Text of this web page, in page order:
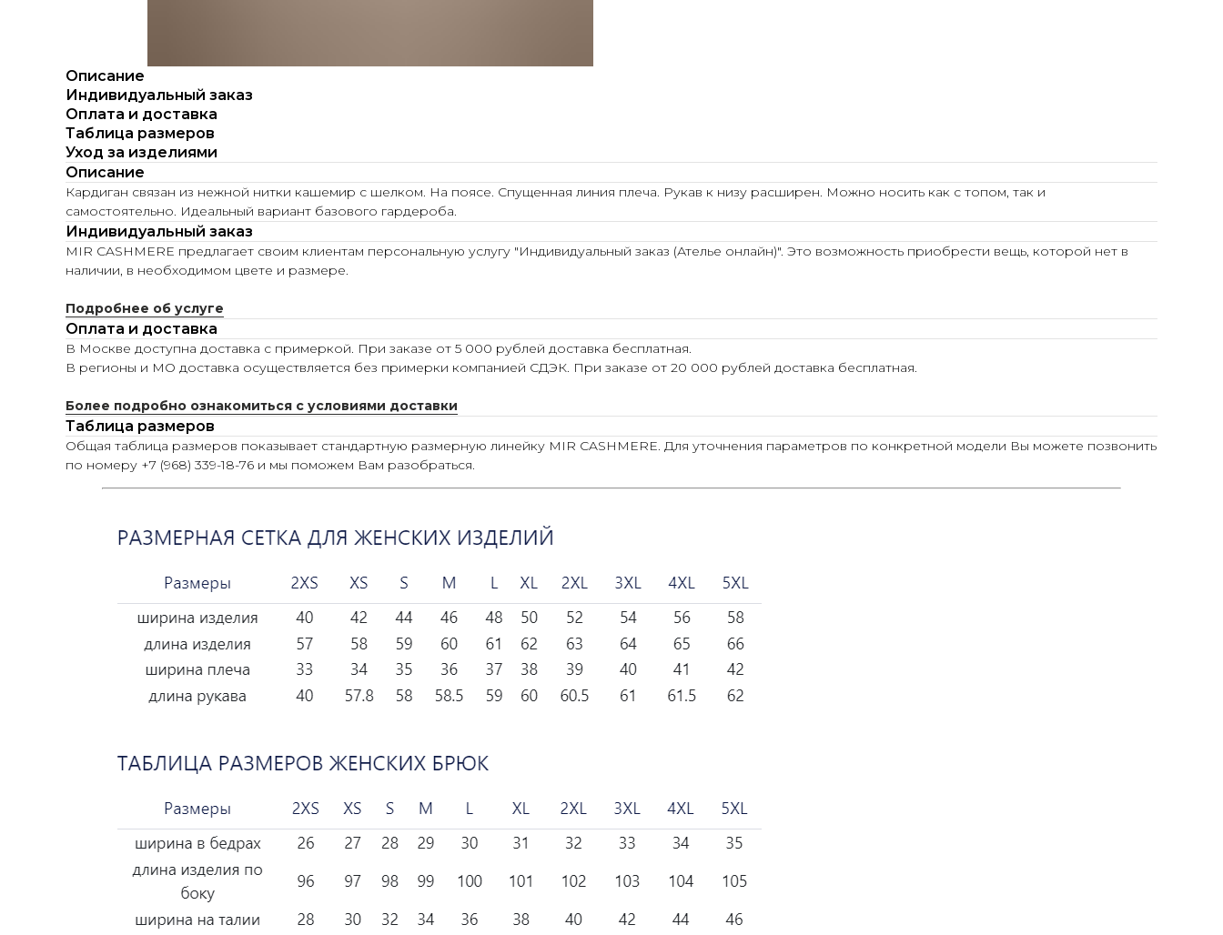
Описание
Индивидуальный заказ
Оплата и доставка
Таблица размеров
Уход за изделиями
Описание
Кардиган связан из нежной нитки кашемир с шелком. На поясе. Спущенная линия плеча. Рукав к низу расширен. Можно носить как с топом, так и
самостоятельно. Идеальный вариант базового гардероба.
Индивидуальный заказ
MIR CASHMERE предлагает своим клиентам персональную услугу "Индивидуальный заказ (Ателье онлайн)". Это возможность приобрести вещь, которой нет в
наличии, в необходимом цвете и размере.
Подробнее об услуге
Оплата и доставка
В Москве доступна доставка с примеркой. При заказе от 5 000 рублей доставка бесплатная.
В регионы и МО доставка осуществляется без примерки компанией СДЭК. При заказе от 20 000 рублей доставка бесплатная.
Более подробно ознакомиться с условиями доставки
Таблица размеров
Общая таблица размеров показывает стандартную размерную линейку MIR CASHMERE. Для уточнения параметров по конкретной модели Вы можете позвонить
по номеру +7 (968) 339-18-76 и мы поможем Вам разобраться.